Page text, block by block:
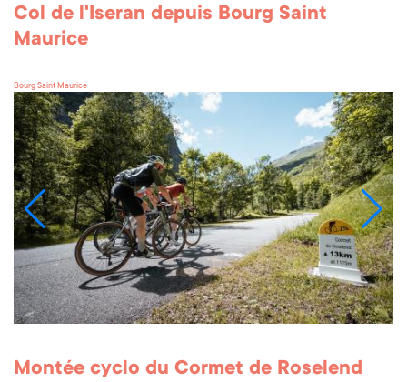
Col de l'Iseran depuis Bourg Saint
Maurice
Bourg Saint Maurice
Montée cyclo du Cormet de Roselend